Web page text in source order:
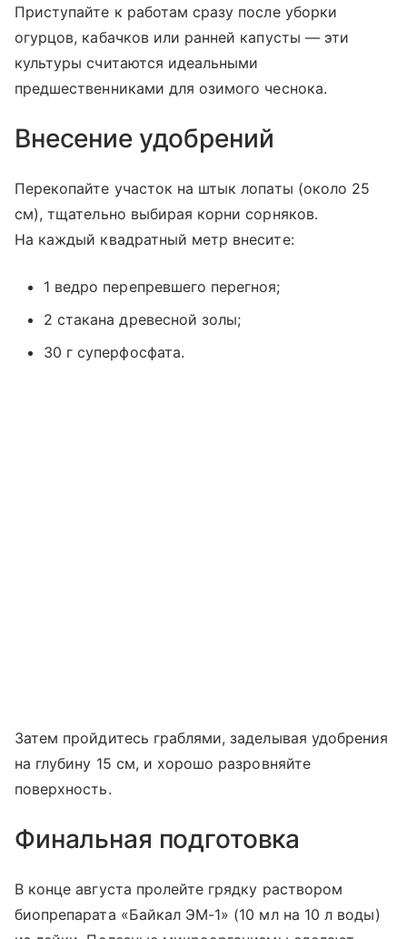
Приступайте к работам сразу после уборки
огурцов, кабачков или ранней капусты — эти
культуры считаются идеальными
предшественниками для озимого чеснока.
Внесение удобрений
Перекопайте участок на штык лопаты (около 25
см), тщательно выбирая корни сорняков.
На каждый квадратный метр внесите:
1 ведро перепревшего перегноя;
2 стакана древесной золы;
30 г суперфосфата.
Затем пройдитесь граблями, заделывая удобрения
на глубину 15 см, и хорошо разровняйте
поверхность.
Финальная подготовка
В конце августа пролейте грядку раствором
биопрепарата «Байкал ЭМ-1» (10 мл на 10 л воды)